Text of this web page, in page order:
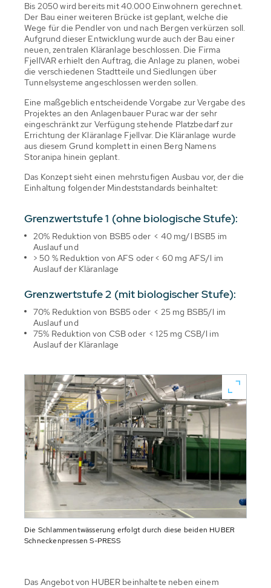
Bis 2050 wird bereits mit 40.000 Einwohnern gerechnet.
Der Bau einer weiteren Brücke ist geplant, welche die
Wege für die Pendler von und nach Bergen verkürzen soll.
Aufgrund dieser Entwicklung wurde auch der Bau einer
neuen, zentralen Kläranlage beschlossen. Die Firma
FjellVAR erhielt den Auftrag, die Anlage zu planen, wobei
die verschiedenen Stadtteile und Siedlungen über
Tunnelsysteme angeschlossen werden sollen.
Eine maßgeblich entscheidende Vorgabe zur Vergabe des
Projektes an den Anlagenbauer Purac war der sehr
eingeschränkt zur Verfügung stehende Platzbedarf zur
Errichtung der Kläranlage Fjellvar. Die Kläranlage wurde
aus diesem Grund komplett in einen Berg Namens
Storanipa hinein geplant.
Das Konzept sieht einen mehrstufigen Ausbau vor, der die
Einhaltung folgender Mindeststandards beinhaltet:
Grenzwertstufe 1 (ohne biologische Stufe):
20% Reduktion von BSB5 oder < 40 mg/l BSB5 im
Auslauf und
> 50 % Reduktion von AFS oder < 60 mg AFS/l im
Auslauf der Kläranlage
Grenzwertstufe 2 (mit biologischer Stufe):
70% Reduktion von BSB5 oder < 25 mg BSB5/l im
Auslauf und
75% Reduktion von CSB oder < 125 mg CSB/l im
Auslauf der Kläranlage
Die Schlammentwässerung erfolgt durch diese beiden HUBER
Schneckenpressen S-PRESS
Das Angebot von HUBER beinhaltete neben einem